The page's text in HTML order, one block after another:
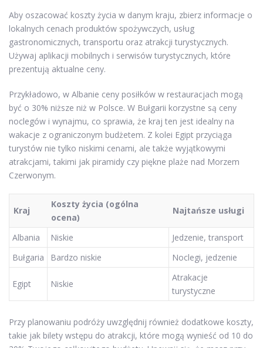
Aby oszacować koszty życia w danym kraju, zbierz informacje o
lokalnych cenach produktów spożywczych, usług
gastronomicznych, transportu oraz atrakcji turystycznych.
Używaj aplikacji mobilnych i serwisów turystycznych, które
prezentują aktualne ceny.
Przykładowo, w Albanie ceny posiłków w restauracjach mogą
być o 30% niższe niż w Polsce. W Bułgarii korzystne są ceny
noclegów i wynajmu, co sprawia, że kraj ten jest idealny na
wakacje z ograniczonym budżetem. Z kolei Egipt przyciąga
turystów nie tylko niskimi cenami, ale także wyjątkowymi
atrakcjami, takimi jak piramidy czy piękne plaże nad Morzem
Czerwonym.
Kraj
Koszty życia (ogólna
ocena)
Najtańsze usługi
Albania Niskie
Jedzenie, transport
Bułgaria
Bardzo niskie Noclegi, jedzenie
Egipt Niskie
Atrakacje
turystyczne
Przy planowaniu podróży uwzględnij również dodatkowe koszty,
takie jak bilety wstępu do atrakcji, które mogą wynieść od 10 do